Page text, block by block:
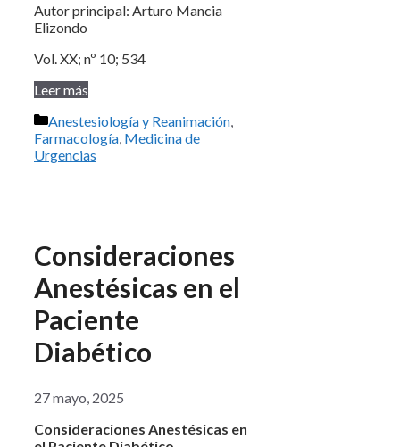
Autor principal: Arturo Mancia
Elizondo
Vol. XX; nº 10; 534
Leer más
Categorías
Anestesiología y Reanimación
Farmacología Medicina de
Urgencias
Consideraciones
Anestésicas en el
Paciente
Diabético
27 mayo, 2025
Consideraciones Anestésicas en